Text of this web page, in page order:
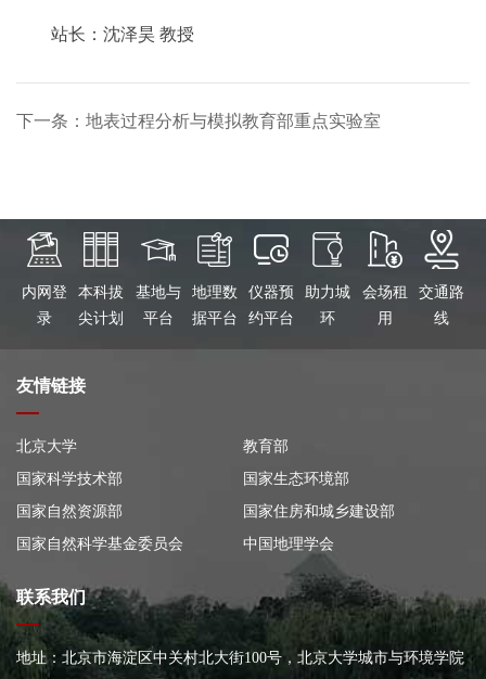
站长：沈泽昊 教授
下一条：地表过程分析与模拟教育部重点实验室
内网登
录
本科拔
尖计划
基地与
平台
地理数
据平台
仪器预
约平台
助力城
环
会场租
用
交通路
线
友情链接
北京大学
教育部
国家科学技术部
国家生态环境部
国家自然资源部
国家住房和城乡建设部
国家自然科学基金委员会
中国地理学会
联系我们
地址：北京市海淀区中关村北大街100号，北京大学城市与环境学院